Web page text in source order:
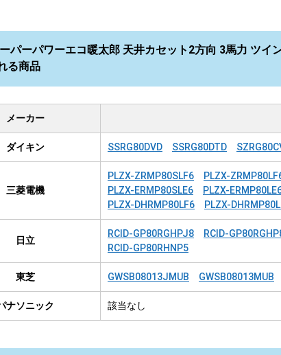
パーパワーエコ暖太郎 天井カセット2方向 3馬力 ツイ
る商品
メーカー
ダイキン SSRG80DVD SSRG80DTD
三菱電機
PLZX-ZRMP80SLF6 PLZX-
PLZX-ERMP80SLE6
PLZX-
PLZX-DHRMP80LF6
PLZX-
日立
RCID-GP80RGHPJ8 RCID-
RCID-GP80RHNP5
東芝 GWSB08013JMUB GWSB08013MUB
ナソニック 該当なし